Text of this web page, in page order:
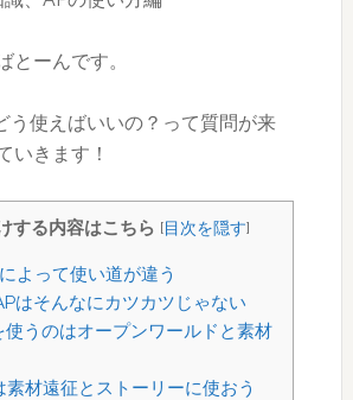
とーんです。
う使えばいいの？って質問が来
いきます！
する内容はこちら [目次を隠す]
よって使い道が違う
はそんなにカツカツじゃない
使うのはオープンワールドと素材
素材遠征とストーリーに使おう